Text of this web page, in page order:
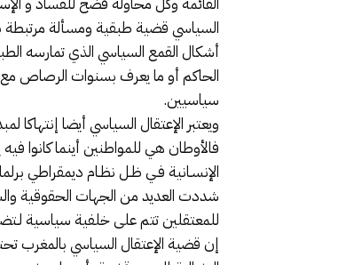
السياسي قضية طبقية ومسألة مرتبطة
أشكال القمع السياسي الذي تمارسه
الحاكم أو ما يعرف بسنوات الرصاص
سياسيين.
ويعتبر الإعتقال السياسي أيضا
فالأوطان هي للمواطنين أينما كانوا
الإنسـانية فـي ظـل نظـام ديمقراطي
شددت العديد من الجهات الحقوقية
للمعتقلين تتم على خلفية سياسية
إن قضية الإعتقال السياسي بالمغرب